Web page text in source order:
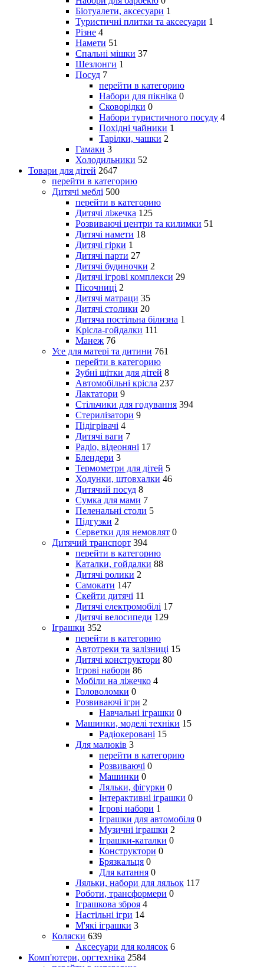
Біотуалети, аксесуари 1
Туристичні плитки та аксесуари 1
Різне 4
Намети 51
Спальні мішки 37
Шезлонги 1
Посуд 7
перейти в категорию
Набори для пікніка 0
Сковорідки 0
Набори туристичного посуду 4
Похідні чайники 1
Тарілки, чашки 2
Гамаки 3
Холодильники 52
Товари для дітей 2647
перейти в категорию
Дитячі меблі 500
перейти в категорию
Дитячі ліжечка 125
Розвиваючі центри та килимки 51
Дитячі намети 18
Дитячі гірки 1
Дитячі парти 27
Дитячі будиночки 2
Дитячі ігрові комплекси 29
Пісочниці 2
Дитячі матраци 35
Дитячі столики 20
Дитяча постільна білизна 1
Крісла-гойдалки 111
Манеж 76
Усе для матері та дитини 761
перейти в категорию
Зубні щітки для дітей 8
Автомобільні крісла 237
Лактатори 9
Стільчики для годування 394
Стерилізатори 9
Підігрівачі 4
Дитячі ваги 7
Радіо, відеоняні 17
Блендери 3
Термометри для дітей 5
Ходунки, штовхалки 46
Дитячий посуд 8
Сумка для мами 7
Пеленальні столи 5
Підгузки 2
Серветки для немовлят 0
Дитячий транспорт 394
перейти в категорию
Каталки, гойдалки 88
Дитячі ролики 2
Самокати 147
Скейти дитячі 11
Дитячі електромобілі 17
Дитячі велосипеди 129
Іграшки 352
перейти в категорию
Автотреки та залізниці 15
Дитячі конструктори 80
Ігрові набори 86
Мобіли на ліжечко 4
Головоломки 0
Розвиваючі ігри 2
Навчальні іграшки 0
Машинки, моделі техніки 15
Радіокеровані 15
Для малюків 3
перейти в категорию
Розвиваючі 0
Машинки 0
Ляльки, фігурки 0
Інтерактивні іграшки 0
Ігрові набори 1
Іграшки для автомобіля 0
Музичні іграшки 2
Іграшки-каталки 0
Конструктори 0
Брязкальця 0
Для катання 0
Ляльки, набори для ляльок 117
Роботи, трансформери 0
Іграшкова зброя 4
Настільні ігри 14
М'які іграшки 3
Коляски 639
Аксесуари для колясок 6
Комп'ютери, оргтехніка 2584